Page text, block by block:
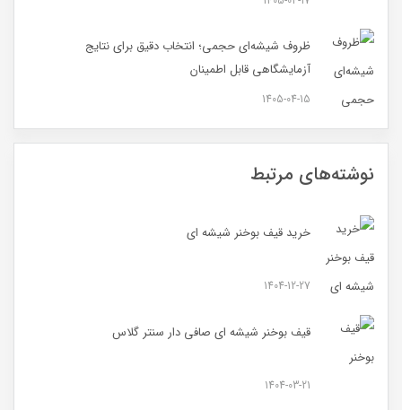
ظروف شیشه‌ای حجمی؛ انتخاب دقیق برای نتایج
آزمایشگاهی قابل اطمینان
1405-04-15
نوشته‌های مرتبط
خرید قیف بوخنر شیشه ای
1404-12-27
قیف بوخنر شیشه ای صافی دار سنتر گلاس
1404-03-21